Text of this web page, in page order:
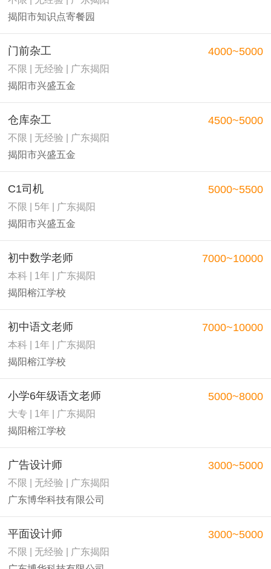
揭阳市知识点寄餐园
门前杂工
不限 | 无经验 | 广东揭阳
揭阳市兴盛五金
4000~5000
仓库杂工
不限 | 无经验 | 广东揭阳
揭阳市兴盛五金
4500~5000
C1司机
不限 | 5年 | 广东揭阳
揭阳市兴盛五金
5000~5500
初中数学老师
本科 | 1年 | 广东揭阳
揭阳榕江学校
7000~10000
初中语文老师
本科 | 1年 | 广东揭阳
揭阳榕江学校
7000~10000
小学6年级语文老师
大专 | 1年 | 广东揭阳
揭阳榕江学校
5000~8000
广告设计师
不限 | 无经验 | 广东揭阳
广东博华科技有限公司
3000~5000
平面设计师
不限 | 无经验 | 广东揭阳
3000~5000